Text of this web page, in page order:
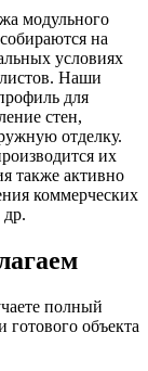
модульного
на
условиях
Наши
для
стен,
отделку.
их
также активно
коммерческих
полный
готового объекта